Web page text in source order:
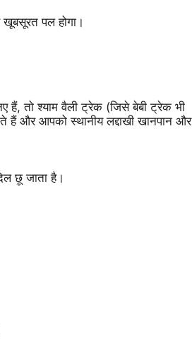
पल होगा।
तो श्याम वैली ट्रेक (जिसे बेबी ट्रेक भी
हैं और आपको स्थानीय लद्दाखी खानपान और
छू जाता है।